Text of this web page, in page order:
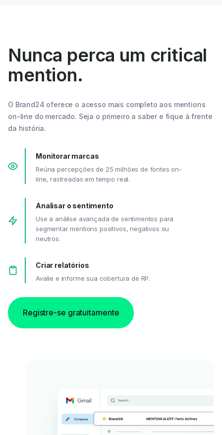
Nunca perca um critical
mention.
O Brand24 oferece o acesso mais completo aos mentions
on-line do mercado. Seja o primeiro a saber e fique à frente
da história.
Monitorar marcas
Reúna percepções de 25 milhões de fontes on-
line, rastreadas em tempo real.
Analisar o sentimento
Use a análise avançada de sentimentos para
segmentar mentions positivos, negativos ou
neutros.
Criar relatórios
Avalie e informe sua cobertura de RP.
Registre-se gratuitamente